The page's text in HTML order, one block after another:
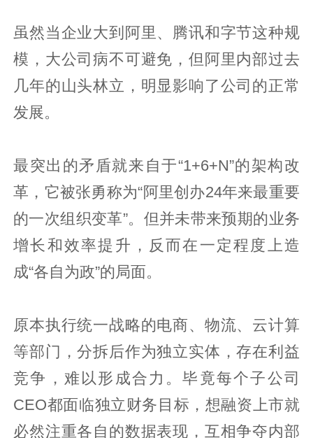
虽然当企业大到阿里、腾讯和字节这种规
模，大公司病不可避免，但阿里内部过去
几年的山头林立，明显影响了公司的正常
发展。
最突出的矛盾就来自于“1+6+N”的架构改
革，它被张勇称为“阿里创办24年来最重要
的一次组织变革”。但并未带来预期的业务
增长和效率提升，反而在一定程度上造
成“各自为政”的局面。
原本执行统一战略的电商、物流、云计算
等部门，分拆后作为独立实体，存在利益
竞争，难以形成合力。毕竟每个子公司
CEO都面临独立财务目标，想融资上市就
必然注重各自的数据表现，互相争夺内部